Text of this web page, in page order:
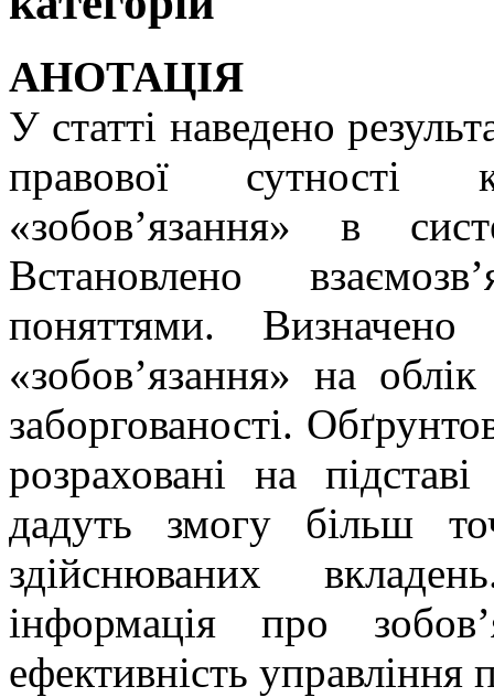
АНОТАЦІЯ
У статті наведено
правової сутності
«зобов’язання» в
Встановлено
поняттями. Визначено
«зобов’язання» на облік
заборгованості.
розраховані на
дадуть змогу більш
здійснюваних
інформація про
ефективність управління